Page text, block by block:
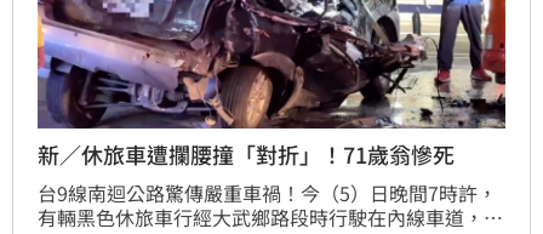
新／休旅車遭攔腰撞「對折」！71歲翁慘死
台9線南迴公路驚傳嚴重車禍！今（5）日晚間7時許，
有輛黑色休旅車行經大武鄉路段時行駛在內線車道，疑